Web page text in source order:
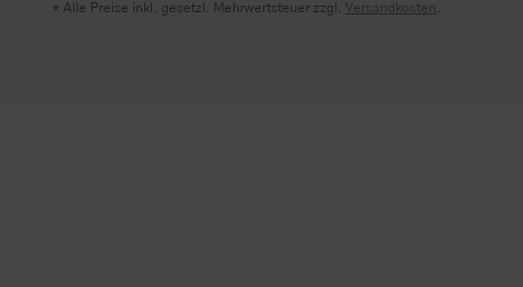
* Alle Preise inkl. gesetzl. Mehrwertsteuer zzgl. Versandkosten.